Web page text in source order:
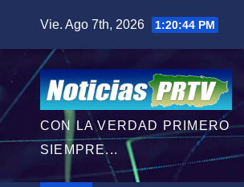
contenido
Vie. Ago 7th, 2026 1:20:45 PM
CON LA VERDAD PRIMERO
SIEMPRE...